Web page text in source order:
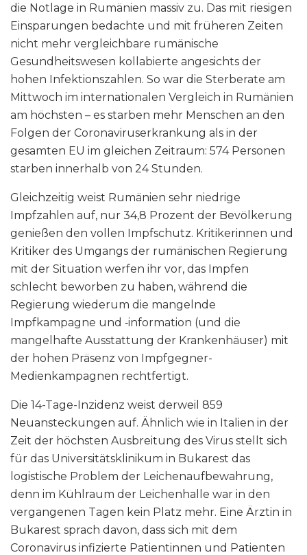
die Notlage in Rumänien massiv zu. Das mit riesigen
Einsparungen bedachte und mit früheren Zeiten
nicht mehr vergleichbare rumänische
Gesundheitswesen kollabierte angesichts der
hohen Infektionszahlen. So war die Sterberate am
Mittwoch im internationalen Vergleich in Rumänien
am höchsten – es starben mehr Menschen an den
Folgen der Coronaviruserkrankung als in der
gesamten EU im gleichen Zeitraum: 574 Personen
starben innerhalb von 24 Stunden.
Gleichzeitig weist Rumänien sehr niedrige
Impfzahlen auf, nur 34,8 Prozent der Bevölkerung
genießen den vollen Impfschutz. Kritikerinnen und
Kritiker des Umgangs der rumänischen Regierung
mit der Situation werfen ihr vor, das Impfen
schlecht beworben zu haben, während die
Regierung wiederum die mangelnde
Impfkampagne und ‑information (und die
mangelhafte Ausstattung der Krankenhäuser) mit
der hohen Präsenz von Impfgegner-
Medienkampagnen rechtfertigt.
Die 14-Tage-Inzidenz weist derweil 859
Neuansteckungen auf. Ähnlich wie in Italien in der
Zeit der höchsten Ausbreitung des Virus stellt sich
für das Universitätsklinikum in Bukarest das
logistische Problem der Leichenaufbewahrung,
denn im Kühlraum der Leichenhalle war in den
vergangenen Tagen kein Platz mehr. Eine Ärztin in
Bukarest sprach davon, dass sich mit dem
Coronavirus infizierte Patientinnen und Patienten